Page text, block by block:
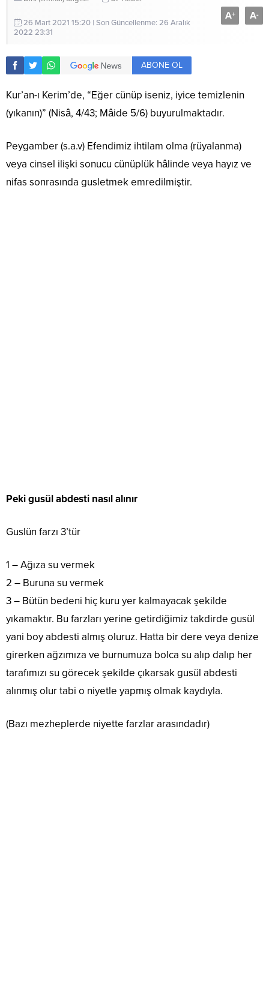
26 Mart 2021 15:20 | Son Güncellenme: 26 Aralık
2022 23:31
A+ A-
ABONE OL
Kur’an-ı Kerim’de, “Eğer cünüp iseniz, iyice temizlenin
(yıkanın)” (Nisâ, 4/43; Mâide 5/6) buyurulmaktadır.
Peygamber (s.a.v) Efendimiz ihtilam olma (rüyalanma)
veya cinsel ilişki sonucu cünüplük hâlinde veya hayız ve
nifas sonrasında gusletmek emredilmiştir.
Peki gusül abdesti nasıl alınır
Guslün farzı 3’tür
1 – Ağıza su vermek
2 – Buruna su vermek
3 – Bütün bedeni hiç kuru yer kalmayacak şekilde
yıkamaktır. Bu farzları yerine getirdiğimiz takdirde gusül
yani boy abdesti almış oluruz. Hatta bir dere veya denize
girerken ağzımıza ve burnumuza bolca su alıp dalıp her
tarafımızı su görecek şekilde çıkarsak gusül abdesti
alınmış olur tabi o niyetle yapmış olmak kaydıyla.
(Bazı mezheplerde niyette farzlar arasındadır)